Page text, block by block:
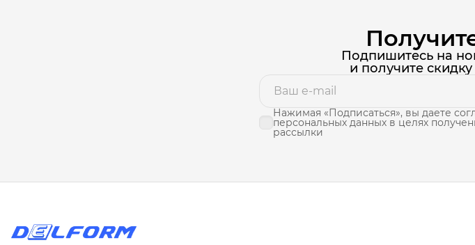
Подпишитесь на
и получите
Нажимая «Подписаться», вы даете
персональных данных в целях
рассылки